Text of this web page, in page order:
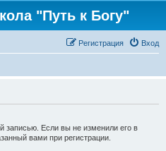
"Путь к Богу"
Вход
Регистрация
записью. Если вы не изменили его в
вами при регистрации.